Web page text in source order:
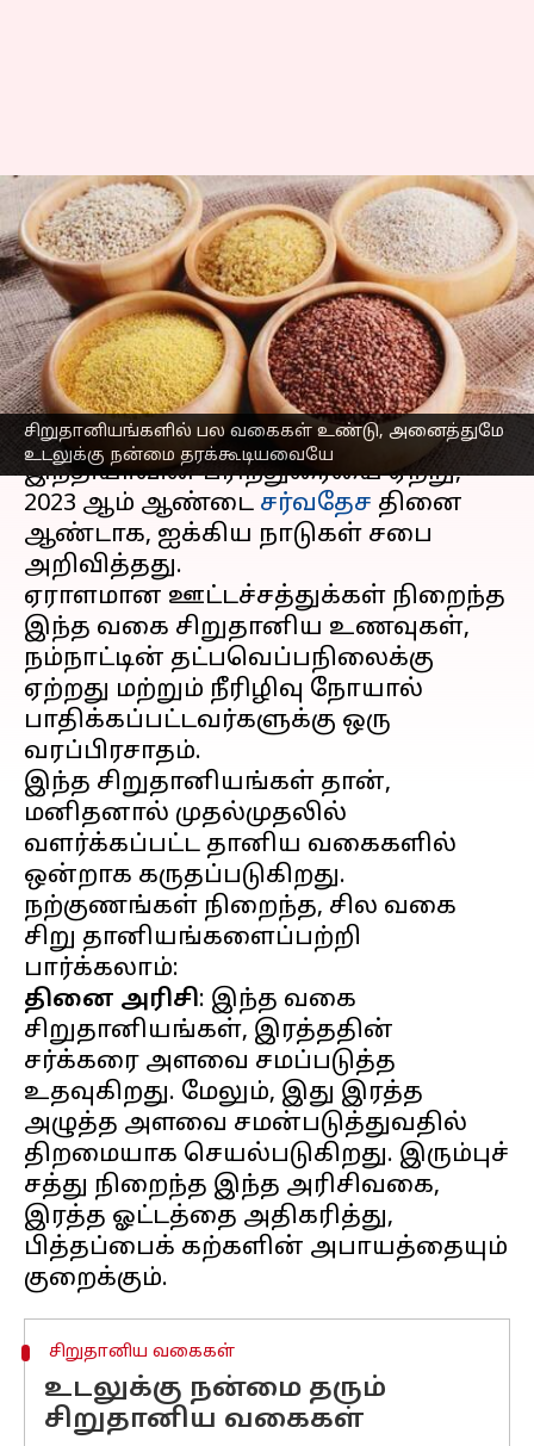
சிறுதானியங்களில் பல வகைகள் உண்டு, அனைத்துமே
உடலுக்கு நன்மை தரக்கூடியவையே
சர்வதேச தினை ஆண்டு! 5
வகையான திணைகளை
பற்றி தெரிந்து
கொள்ளுங்கள்
எழுதியவர் Venkatalakshmi V Mar 14, 2023 11:24 am
செய்தி முன்னோட்டம்
இந்தியாவின் பரிந்துரையை ஏற்று,
2023 ஆம் ஆண்டை சர்வதேச தினை
ஆண்டாக, ஐக்கிய நாடுகள் சபை
அறிவித்தது.
ஏராளமான ஊட்டச்சத்துக்கள் நிறைந்த
இந்த வகை சிறுதானிய உணவுகள்,
நம்நாட்டின் தட்பவெப்பநிலைக்கு
ஏற்றது மற்றும் நீரிழிவு நோயால்
பாதிக்கப்பட்டவர்களுக்கு ஒரு
வரப்பிரசாதம்.
இந்த சிறுதானியங்கள் தான்,
மனிதனால் முதல்முதலில்
வளர்க்கப்பட்ட தானிய வகைகளில்
ஒன்றாக கருதப்படுகிறது.
நற்குணங்கள் நிறைந்த, சில வகை
சிறு தானியங்களைப்பற்றி
தினை அரிசி: இந்த வகை
சிறுதானியங்கள், இரத்ததின்
சர்க்கரை அளவை சமப்படுத்த
உதவுகிறது. மேலும், இது இரத்த
அழுத்த அளவை சமன்படுத்துவதில்
திறமையாக செயல்படுகிறது. இரும்புச்
சத்து நிறைந்த இந்த அரிசிவகை,
இரத்த ஓட்டத்தை அதிகரித்து,
பித்தப்பைக் கற்களின் அபாயத்தையும்
சிறுதானிய வகைகள்
உடலுக்கு நன்மை தரும்
சிறுதானிய வகைகள்